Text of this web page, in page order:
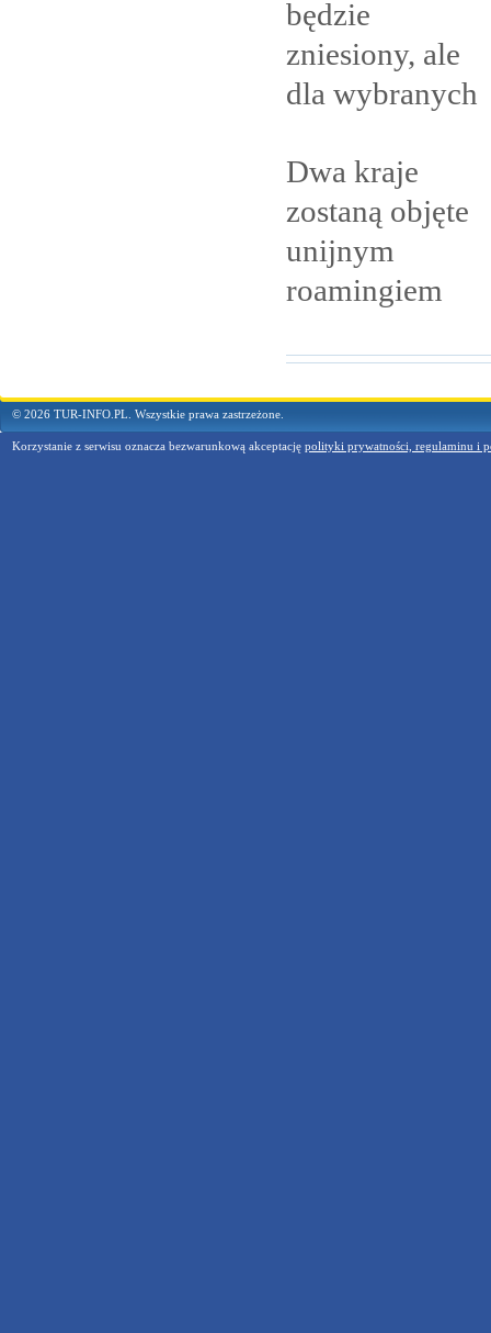
będzie
zniesiony, ale
dla wybranych
Dwa kraje
zostaną objęte
unijnym
roamingiem
© 2026 TUR-INFO.PL. Wszystkie prawa zastrzeżone.
Korzystanie z serwisu oznacza bezwarunkową akceptację polityki prywatności, regulaminu i